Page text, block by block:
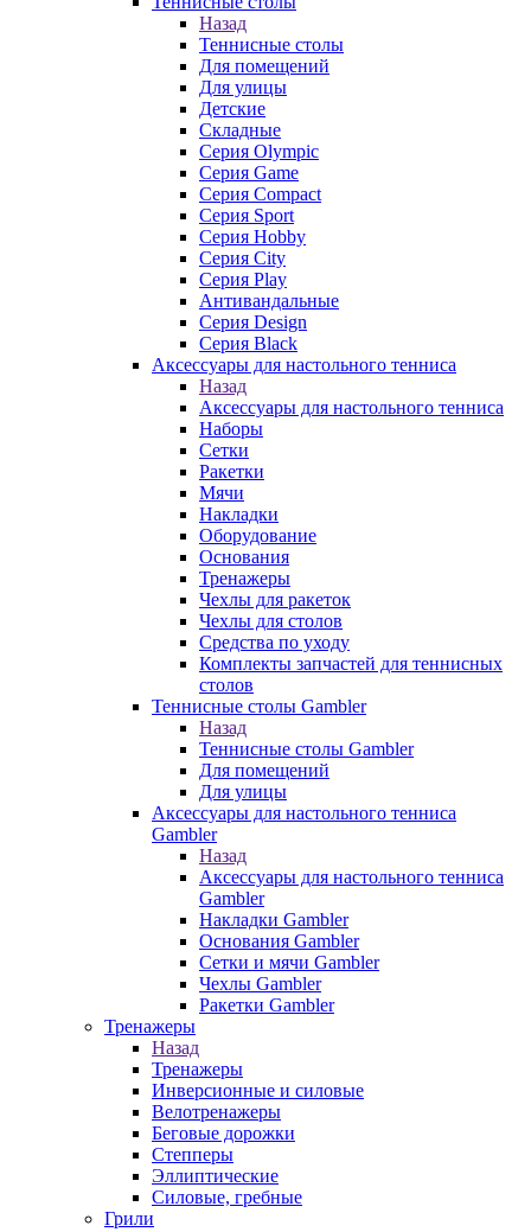
Назад
Теннисные столы
Для помещений
Для улицы
Детские
Складные
Серия Olympic
Серия Game
Серия Compact
Серия Sport
Серия Hobby
Серия City
Серия Play
Антивандальные
Серия Design
Серия Black
Аксессуары для настольного тенниса
Назад
Аксессуары для настольного тенниса
Наборы
Сетки
Ракетки
Мячи
Накладки
Оборудование
Основания
Тренажеры
Чехлы для ракеток
Чехлы для столов
Средства по уходу
Комплекты запчастей для теннисных
столов
Теннисные столы Gambler
Назад
Теннисные столы Gambler
Для помещений
Для улицы
Аксессуары для настольного тенниса
Gambler
Назад
Аксессуары для настольного тенниса
Gambler
Накладки Gambler
Основания Gambler
Сетки и мячи Gambler
Чехлы Gambler
Ракетки Gambler
Тренажеры
Назад
Тренажеры
Инверсионные и силовые
Велотренажеры
Беговые дорожки
Степперы
Эллиптические
Силовые, гребные
Грили